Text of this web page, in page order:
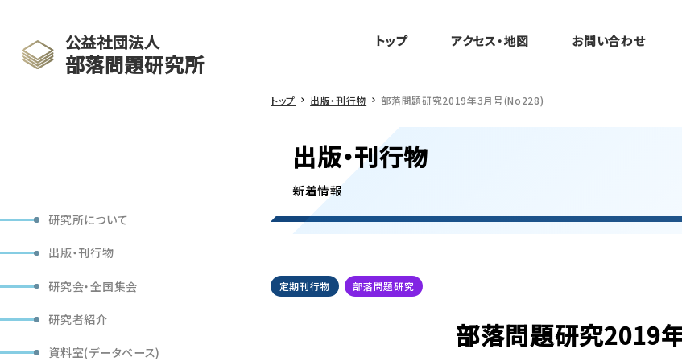
公益社団法人
部落問題研究所
研究所について
出版・刊行物
研究会・全国集会
研究者紹介
資料室(データベース)
トップ アクセス・地図 お問い合わせ
トップ 出版・刊行物 部落問題研究2019年3月号(No228)
出版・刊行物
新着情報
定期刊行物 部落問題研究
部落問題研究2019